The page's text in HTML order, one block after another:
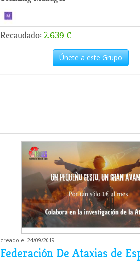
Recaudado: 2.639 €
Únete a este Grupo
creado el 24/09/2019
Federación De Ataxias de